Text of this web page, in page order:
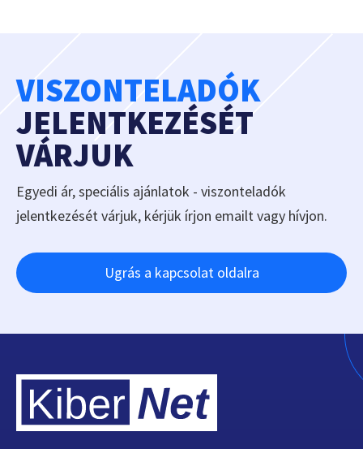
VISZONTELADÓK
JELENTKEZÉSÉT
VÁRJUK
Egyedi ár, speciális ajánlatok - viszonteladók
jelentkezését várjuk, kérjük írjon emailt vagy hívjon.
Ugrás a kapcsolat oldalra